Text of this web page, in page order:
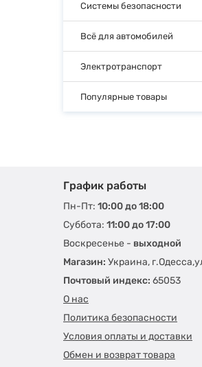
Системы безопасности
Всё для автомобилей
Электротранспорт
Популярные товары
График работы
Пн-Пт: 10:00 до 18:00
Суббота: 11:00 до 17:00
Воскресенье - выходной
Магазин: Украина,
Почтовый индекс: 65053
О нас
Политика безопасности
Условия оплаты и доставки
Обмен и возврат товара